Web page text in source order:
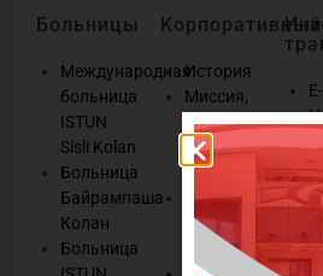
Больницы
Международная
больница
ISTUN
Sisli Kolan
Больница
Байрампаша
Колан
Больница
Kорпоративный
История
Миссия,
Видение,
Наши
Ценности
Система
управления
качеством
E-
E-